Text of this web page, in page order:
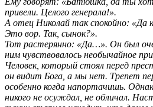
привели. Целого генерала!».
А отец Николай так спокойно: «Да
Это вор. Так, сынок?».
Тот растерянно: «Да…». Он был
ним чувствовалось необычайное
Человек, который стоял перед
он видит Бога, а мы нет. Трепет
особенно когда напортачишь.
никого не осуждал, не обличал.